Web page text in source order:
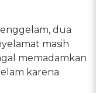
dua
masih
memadamkan
karena